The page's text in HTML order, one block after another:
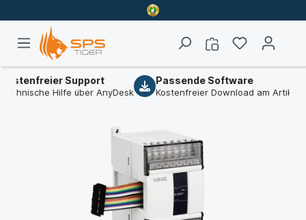
Support
Hilfe über AnyDesk
Passende Software
Kostenfreier Download am Artikel